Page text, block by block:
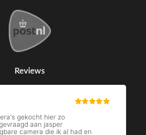
Reviews